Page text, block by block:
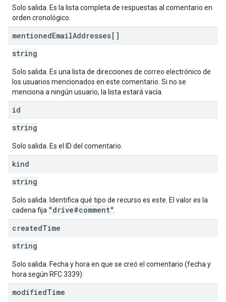
Solo salida. Es la lista completa de respuestas al comentario en
orden cronológico.
mentionedEmailAddresses[]
string
Solo salida. Es una lista de direcciones de correo electrónico de
los usuarios mencionados en este comentario. Si no se
menciona a ningún usuario, la lista estará vacía.
id
string
Solo salida. Es el ID del comentario.
kind
string
Solo salida. Identifica qué tipo de recurso es este. El valor es la
cadena fija "drive#comment"
createdTime
string
Solo salida. Fecha y hora en que se creó el comentario (fecha y
hora según RFC 3339).
modifiedTime